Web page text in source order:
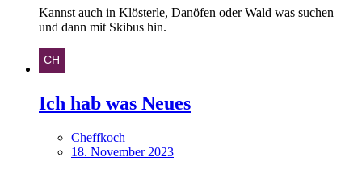
Kannst auch in Klösterle, Danöfen oder Wald was suchen
und dann mit Skibus hin.
Ich hab was Neues
Cheffkoch
18. November 2023